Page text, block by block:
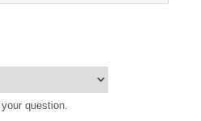
question.